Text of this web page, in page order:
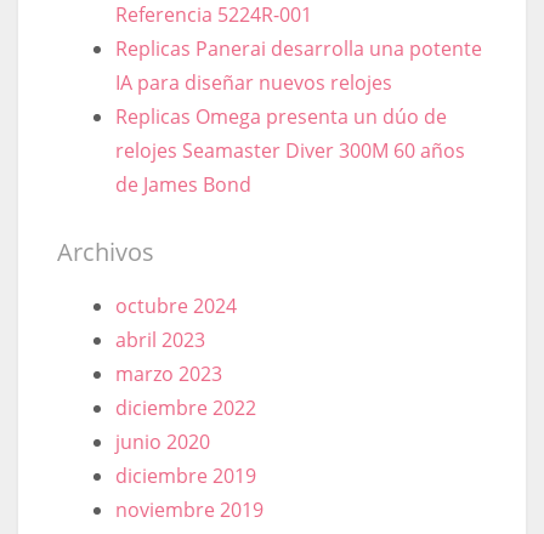
Referencia 5224R-001
Replicas Panerai desarrolla una potente
IA para diseñar nuevos relojes
Replicas Omega presenta un dúo de
relojes Seamaster Diver 300M 60 años
de James Bond
Archivos
octubre 2024
abril 2023
marzo 2023
diciembre 2022
junio 2020
diciembre 2019
noviembre 2019